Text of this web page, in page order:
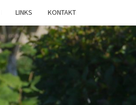
LINKS KONTAKT